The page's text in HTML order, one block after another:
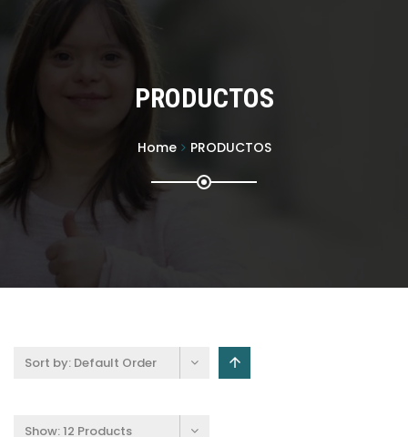
PRODUCTOS
Home PRODUCTOS
Sort by: Default Order
Show:12 Products